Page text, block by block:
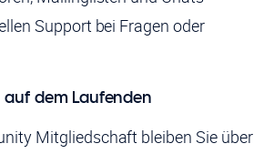
Support bei Fragen oder
auf dem Laufenden
Mitgliedschaft bleiben Sie über